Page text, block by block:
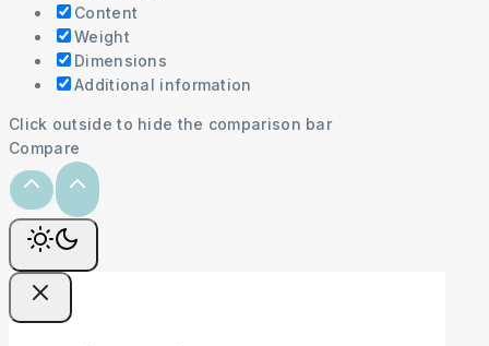
Content
Weight
Dimensions
Additional information
Click outside to hide the comparison bar
Compare